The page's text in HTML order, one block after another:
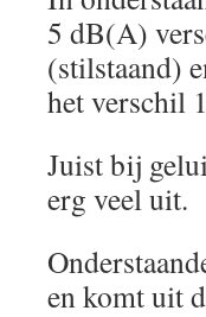
5 dB(A)
(stilstaand)
het verschil
Juist bij
erg veel uit.
en komt uit